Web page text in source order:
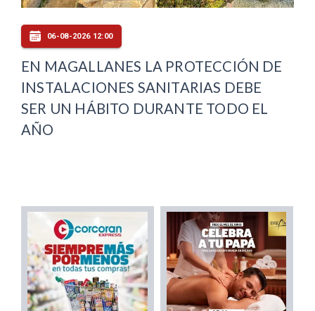
06-08-2026 12:00
EN MAGALLANES LA PROTECCIÓN DE
INSTALACIONES SANITARIAS DEBE
SER UN HÁBITO DURANTE TODO EL
AÑO